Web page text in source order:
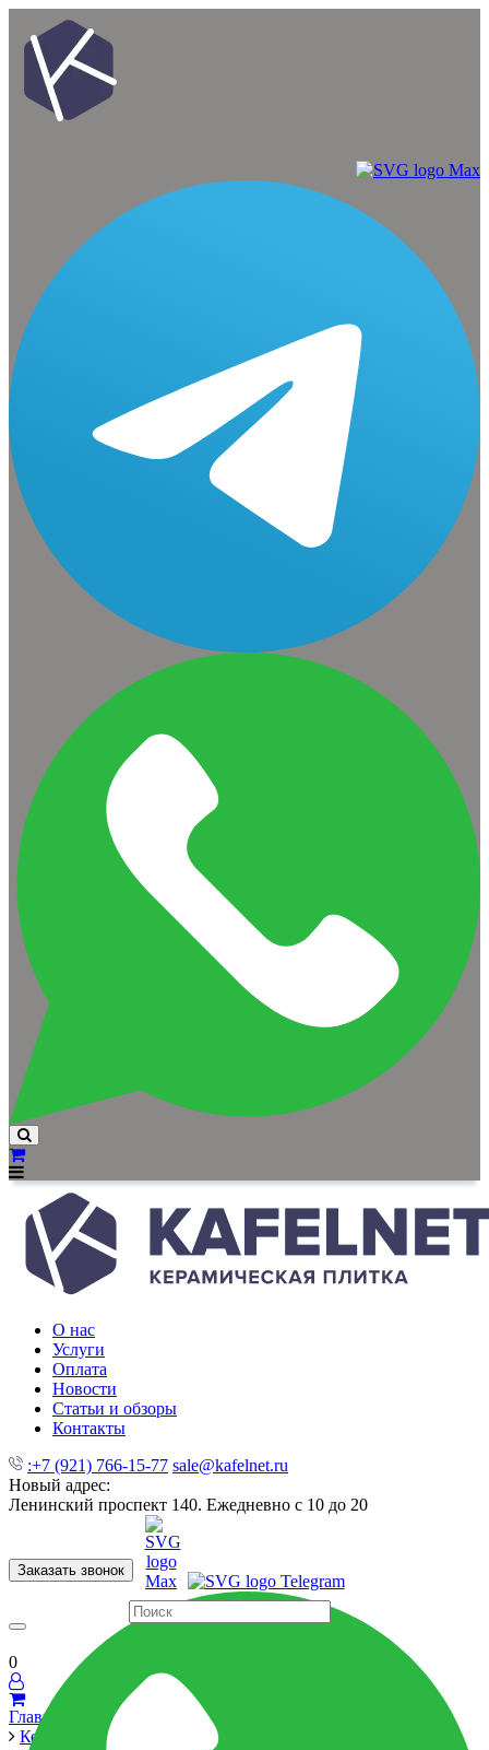
О нас
Услуги
Оплата
Новости
Статьи и обзоры
Контакты
:+7 (921) 766-15-77 sale@kafelnet.ru
Новый адрес:
Ленинский проспект 140. Ежедневно с 10 до 20
Заказать звонок
60x120 60x60 Для ванной Для кухни
0
Главная
Керамика